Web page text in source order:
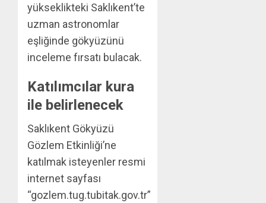
yükseklikteki Saklıkent’te
uzman astronomlar
eşliğinde gökyüzünü
inceleme fırsatı bulacak.
Katılımcılar kura
ile belirlenecek
Saklıkent Gökyüzü
Gözlem Etkinliği’ne
katılmak isteyenler resmi
internet sayfası
“gozlem.tug.tubitak.gov.tr”